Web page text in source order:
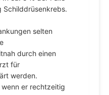
Schilddrüsenkrebs.
selten
durch einen
für
werden.
er rechtzeitig